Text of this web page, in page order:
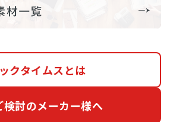
クタイムスとは
検討のメーカー様へ